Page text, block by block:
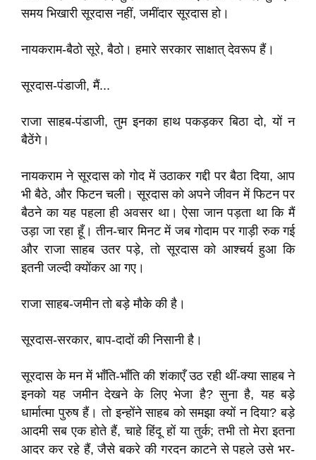
समय भिखारी सूरदास नहीं, जमींदार सूरदास हो।
नायकराम-बैठो सूरे, बैठो। हमारे सरकार साक्षात् देवरूप हैं।
सूरदास-पंडाजी, मैं...
राजा साहब-पंडाजी, तुम इनका हाथ पकड़कर बिठा दो, यों न
बैठेंगे।
नायकराम ने सूरदास को गोद में उठाकर गद्दी पर बैठा दिया, आप
भी बैठे, और फिटन चली। सूरदास को अपने जीवन में फिटन पर
बैठने का यह पहला ही अवसर था। ऐसा जान पड़ता था कि मैं
उड़ा जा रहा हूँ। तीन-चार मिनट में जब गोदाम पर गाड़ी रुक गई
और राजा साहब उतर पड़े, तो सूरदास को आश्चर्य हुआ कि
इतनी जल्दी क्योंकर आ गए।
राजा साहब-जमीन तो बड़े मौके की है।
सूरदास-सरकार, बाप-दादों की निसानी है।
सूरदास के मन में भाँति-भाँति की शंकाएँ उठ रही थीं-क्या साहब ने
इनको यह जमीन देखने के लिए भेजा है? सुना है, यह बड़े
धार्मात्मा पुरुष हैं। तो इन्होंने साहब को समझा क्यों न दिया? बड़े
आदमी सब एक होते हैं, चाहे हिंदू हों या तुर्क; तभी तो मेरा इतना
आदर कर रहे हैं, जैसे बकरे की गरदन काटने से पहले उसे भर-